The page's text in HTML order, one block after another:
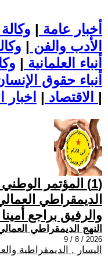
أخبار عامة |
الأدب والفن |
أنباء العلمانية |
أنباء حقوق
الاقتصاد | |
(1) المؤتمر
الديمقراطي
والرفيق براجع
النهج الديمقراطي
2026 / 8 / 9
اليسار , الديمقراطية